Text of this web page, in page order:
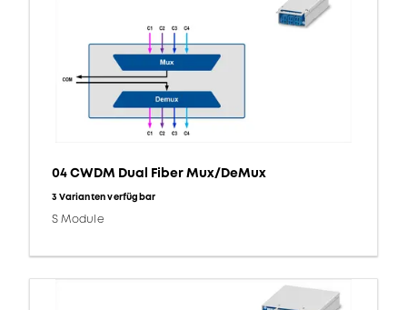
04 CWDM Dual Fiber Mux/DeMux
3 Varianten verfügbar
S Module